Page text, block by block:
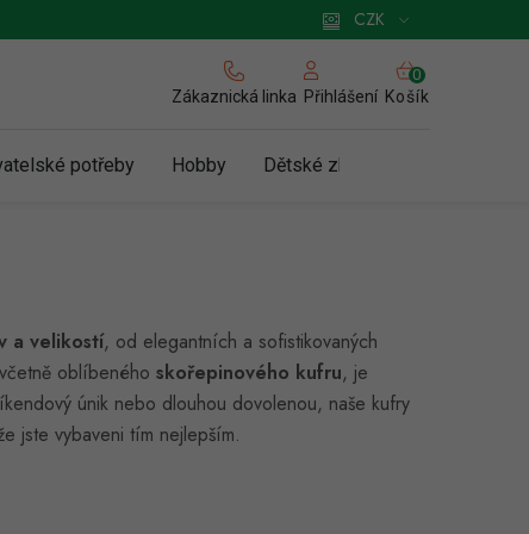
podnikatele Zásady používání cookies
CZK
Zákaznická linka Přihlášení
NÁKUPNÍ
KOŠÍK
Košík
potřeby Hobby Dětské zboží a hračky
a velikostí, od elegantních a sofistikovaných
oblíbeného skořepinového kufru, je
únik nebo dlouhou dovolenou, naše kufry
jste vybaveni tím nejlepším.